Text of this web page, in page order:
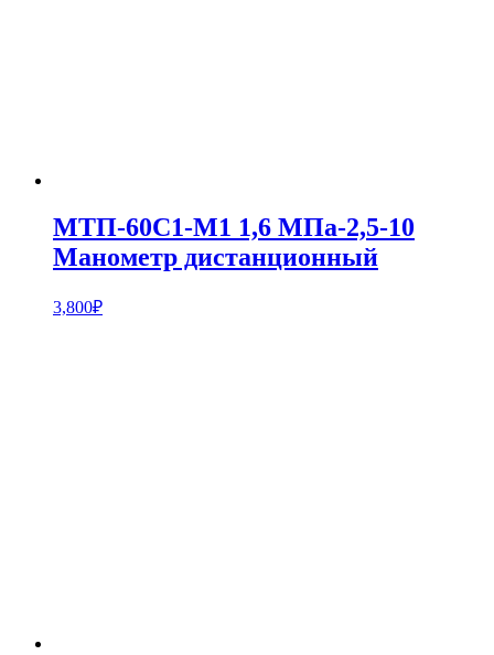
МТП-60С1-М1 1,6 МПа-2,5-10
Манометр дистанционный
3,800₽